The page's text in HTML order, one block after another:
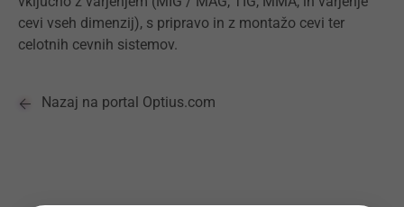
cevi vseh dimenzij), s pripravo in z montažo cevi ter
celotnih cevnih sistemov.
Nazaj na portal Optius.com